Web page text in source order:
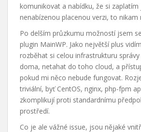
komunikovat a nabídku, že si zaplatím
nenabízenou placenou verzi, to nikam
Po delším průzkumu možností jsem
plugin MainWP. Jako největší plus
rozběhat si celou infrastrukturu správy
doma, netahat do toho cloud, a
pokud mi něco nebude fungovat.
triviální, byť CentOS, nginx, php-fpm
zkomplikují proti standardnímu
prostředí.
Co je ale vážné issue, jsou nějaké